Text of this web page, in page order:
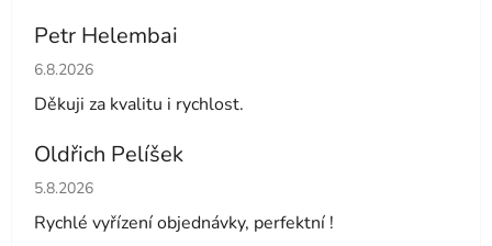
Petr Helembai
Hodnocení obchodu je 5 z 5 hvězdiček.
6.8.2026
Děkuji za kvalitu i rychlost.
Oldřich Pelíšek
Hodnocení obchodu je 5 z 5 hvězdiček.
5.8.2026
Rychlé vyřízení objednávky, perfektní !